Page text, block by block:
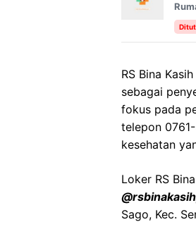
RS Bina
sebagai
fokus pada
telepon
kesehatan
Loker RS
Sago, Kec.